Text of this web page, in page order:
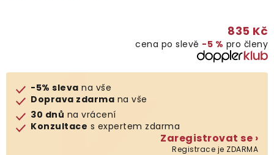
Klub výhod
835 Kč
cena po slevě −5 % pro členy
-5% sleva na vše
Doprava zdarma na vše
30 dnů na vrácení
Konzultace s expertem zdarma
Zaregistrovat se ›
Registrace je ZDARMA